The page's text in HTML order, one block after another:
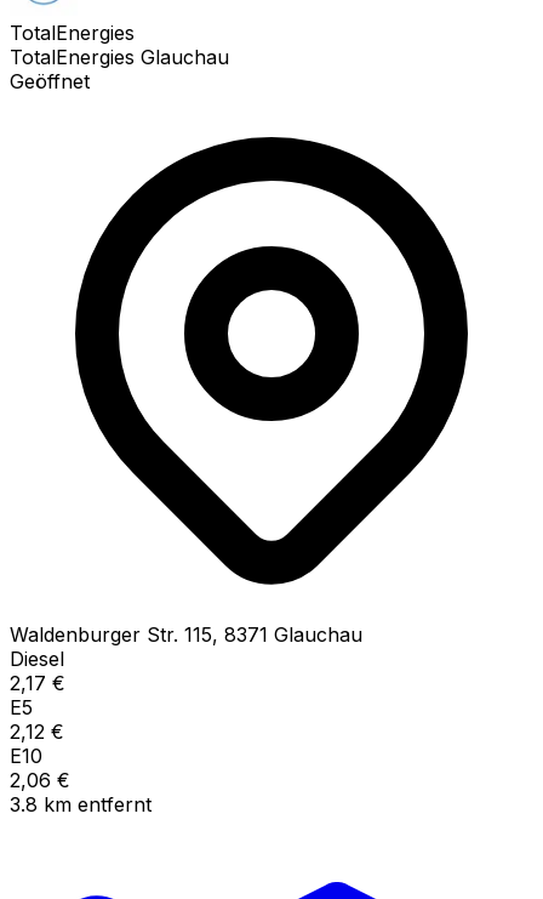
TotalEnergies
TotalEnergies Glauchau
Geöffnet
Waldenburger Str. 115, 8371 Glauchau
Diesel
2,17 €
E5
2,12 €
E10
2,06 €
3.8 km entfernt